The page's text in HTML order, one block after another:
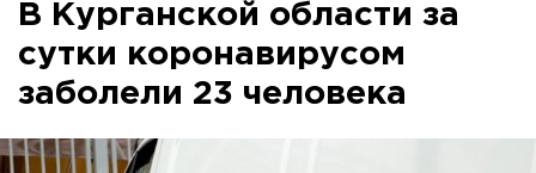
В Курганской области за
сутки коронавирусом
заболели 23 человека